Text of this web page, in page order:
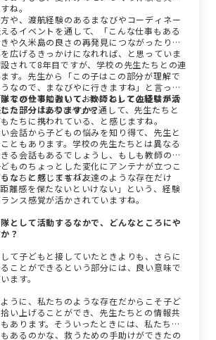
ね。
や、渡航経験のあるまなびやコーディネー
るイベントを通して、「こんな仕事もある
や久米島の良さの再発見につながったり、
広げるきっかけになれれば、と思っていま
されて8年目ですが、学校の先生たちとの連
す。先生から「この子はこの部分が理解で
なので、まなびやに行きますね」と言って
なびやで勉強しておいでね」と生徒に声か
り……「まなびや」を通して、先生たちと
たちに携われている、と感じますね。
での仕事において、教師としての経験が活
た部分はありますか？
会話から子どもの悩みを知り得て、先生と
ともあります。学校の先生たちとは異なる
る会話もあるでしょうし、もしも教師の経
ものちょっとした変化にアンテナが立つこ
な、と感じますね。
たちに対しても「友達のような存在だけ
離感を保たないといけない」という、経験
ンス感覚が活かされていますね。
として活動するなかで、どんなところにや
？
て子どもと接していたときよりも、さらに
ことができるという部分には、良い意味で
ます。
うに、私たちのような存在だからこそ子ど
い上げることができ、先生たちとの情報共
あります。そういったときには、私たちに
あるのかな、救うための手助けができたの